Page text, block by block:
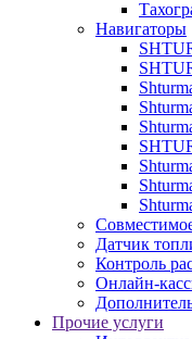
Навигаторы
Датчик
Контроль
Онлайн-
Прочие услуги